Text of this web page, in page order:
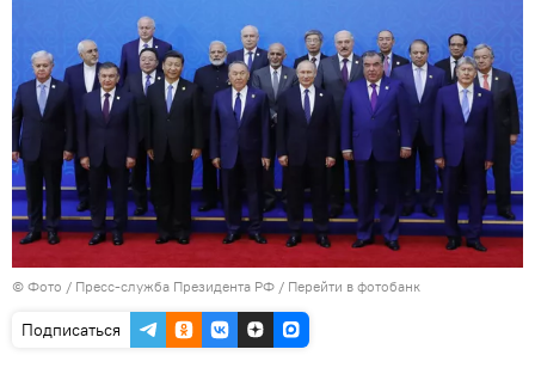
© Фото / Пресс-служба Президента РФ / Перейти в фотобанк
Подписаться